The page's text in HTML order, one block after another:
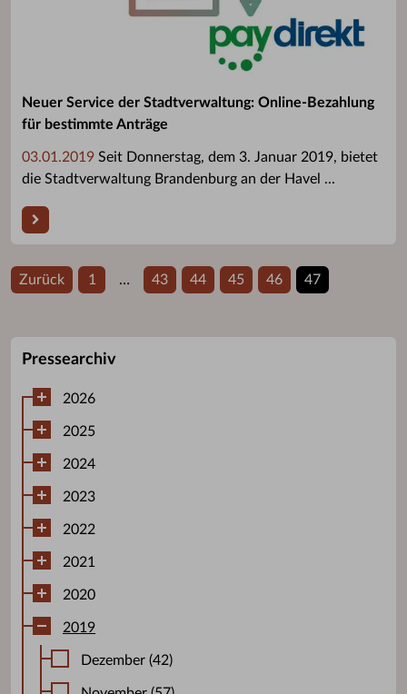
Neuer Service der Stadtverwaltung: Online-Bezahlung
für bestimmte Anträge
03.01.2019 Seit Donnerstag, dem 3. Januar 2019, bietet
die Stadtverwaltung Brandenburg an der Havel ...
Zurück 1 … 43 44 45 46 47
Pressearchiv
2026
2025
2024
2023
2022
2021
2020
2019
Dezember (42)